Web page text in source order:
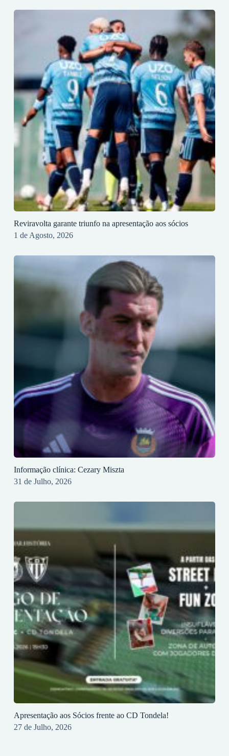
Reviravolta garante triunfo na apresentação aos sócios
1 de Agosto, 2026
Informação clínica: Cezary Miszta
31 de Julho, 2026
Apresentação aos Sócios frente ao CD Tondela!
27 de Julho, 2026